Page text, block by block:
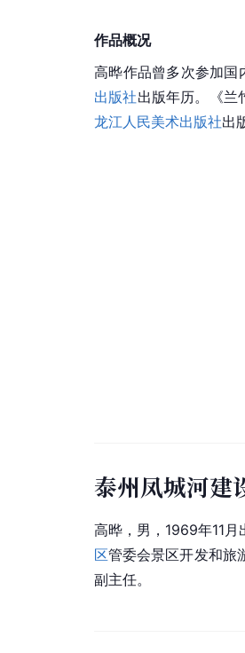
作品概况
高晔作品曾多次参加国
出版社出版年历。《兰
龙江 人民美术出版社出
泰州凤城河建
高晔，男，1969年11
区管委会景区开发和旅
副主任。